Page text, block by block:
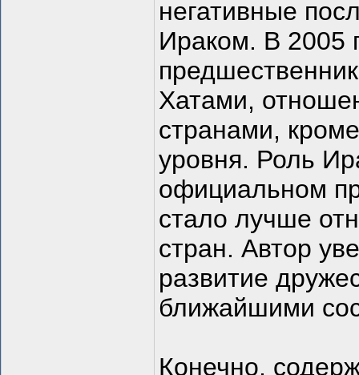
негативные
Ираком. В 2005
Хатами,
странами,
уровня. Роль
официальном
стало лучше
стран. Автор
развитие
ближайшими
Конечно,